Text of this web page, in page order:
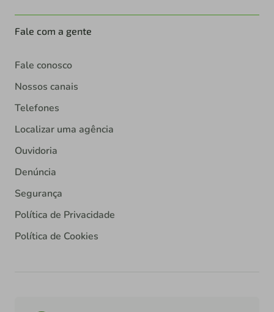
Fale com a gente
Fale conosco
Nossos canais
Telefones
Localizar uma agência
Ouvidoria
Denúncia
Segurança
Política de Privacidade
Política de Cookies